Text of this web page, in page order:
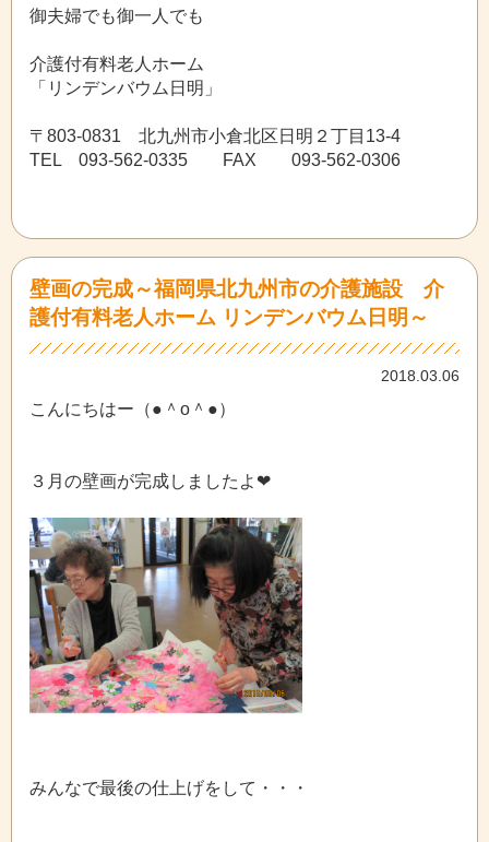
御夫婦でも御一人でも
介護付有料老人ホーム
「リンデンバウム日明」
〒803-0831 北九州市小倉北区日明２丁目13-4
TEL 093-562-0335 FAX 093-562-0306
壁画の完成～福岡県北九州市の介護施設 介
護付有料老人ホーム リンデンバウム日明～
2018.03.06
こんにちはー（●＾o＾●）
３月の壁画が完成しましたよ❤
みんなで最後の仕上げをして・・・